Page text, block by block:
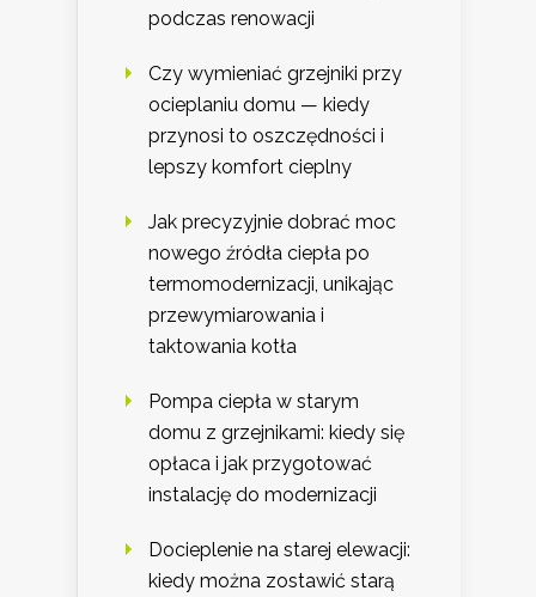
podczas renowacji
Czy wymieniać grzejniki przy
ocieplaniu domu — kiedy
przynosi to oszczędności i
lepszy komfort cieplny
Jak precyzyjnie dobrać moc
nowego źródła ciepła po
termomodernizacji, unikając
przewymiarowania i
taktowania kotła
Pompa ciepła w starym
domu z grzejnikami: kiedy się
opłaca i jak przygotować
instalację do modernizacji
Docieplenie na starej elewacji:
kiedy można zostawić starą